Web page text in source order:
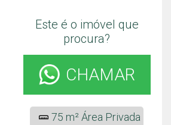
Este é o imóvel que
procura?
CHAMAR
75 m² Área Privada